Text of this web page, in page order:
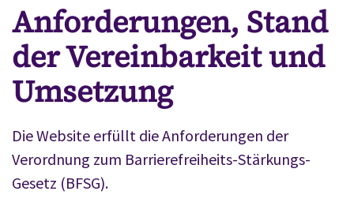
Anforderungen, Stand
der Vereinbarkeit und
Umsetzung
Die Website erfüllt die Anforderungen der
Verordnung zum Barrierefreiheits-Stärkungs-
Gesetz (BFSG).